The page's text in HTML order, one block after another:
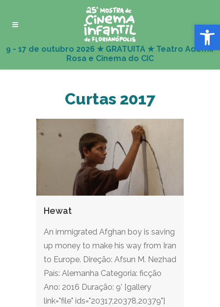
Abrir
Curtas 2017
Hewat
An immigrated Afghan boy is saving
up money to make his way from Iran
to Europe. Direção: Afsun M. Nezhad
País: Alemanha Categoria: ficção
Ano: 2016 Duração: 9’ [gallery
link="file" ids="20317,20378,20379"]